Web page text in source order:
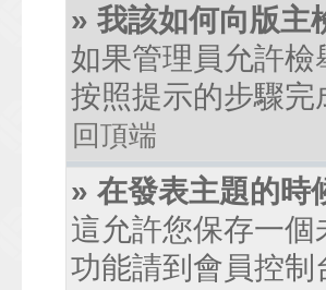
» 我該如何向版主
如果管理員允許
按照提示的步驟完
回頂端
» 在發表主題的時
這允許您保存一
功能請到會員控制